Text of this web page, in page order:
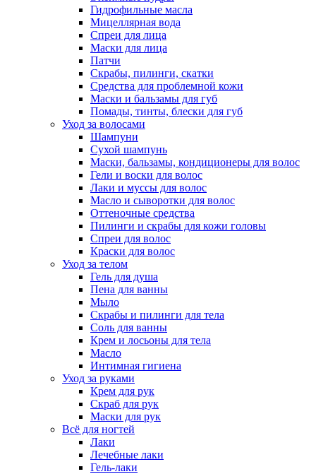
Гидрофильные масла
Мицеллярная вода
Спреи для лица
Маски для лица
Патчи
Скрабы, пилинги, скатки
Средства для проблемной кожи
Маски и бальзамы для губ
Помады, тинты, блески для губ
Уход за волосами
Шампуни
Сухой шампунь
Маски, бальзамы, кондиционеры для волос
Гели и воски для волос
Лаки и муссы для волос
Масло и сыворотки для волос
Оттеночные средства
Пилинги и скрабы для кожи головы
Спреи для волос
Краски для волос
Уход за телом
Гель для душа
Пена для ванны
Мыло
Скрабы и пилинги для тела
Соль для ванны
Крем и лосьоны для тела
Масло
Интимная гигиена
Уход за руками
Крем для рук
Скраб для рук
Маски для рук
Всё для ногтей
Лаки
Лечебные лаки
Гель-лаки